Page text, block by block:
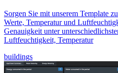
Sorgen Sie mit unserem Template
Werte, Temperatur und
Genauigkeit unter
Luftfeuchtigkeit, Temperatur
buildings